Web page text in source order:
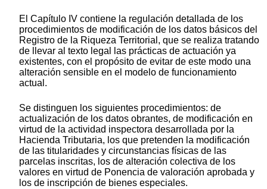
El Capítulo IV contiene la regulación detallada de los
procedimientos de modificación de los datos básicos del
Registro de la Riqueza Territorial, que se realiza tratando
de llevar al texto legal las prácticas de actuación ya
existentes, con el propósito de evitar de este modo una
alteración sensible en el modelo de funcionamiento
actual.
Se distinguen los siguientes procedimientos: de
actualización de los datos obrantes, de modificación en
virtud de la actividad inspectora desarrollada por la
Hacienda Tributaria, los que pretenden la modificación
de las titularidades y circunstancias físicas de las
parcelas inscritas, los de alteración colectiva de los
valores en virtud de Ponencia de valoración aprobada y
los de inscripción de bienes especiales.